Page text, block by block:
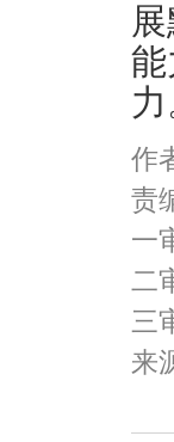
力
作
责
一
二
三
来